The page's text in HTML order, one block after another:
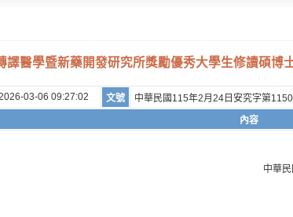
譯醫學暨新藥開發研究所獎勵優秀大學生修讀碩博
03-06 09:27:02 文號 中華民國115年2月24日安究字第
內容
中華